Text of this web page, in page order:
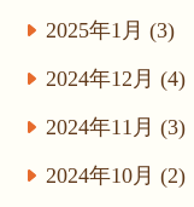
2025年1月 (3)
2024年12月 (4)
2024年11月 (3)
2024年10月 (2)